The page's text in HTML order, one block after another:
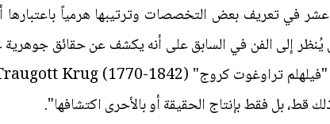
في تعريف بعض التخصصات وترتيبها هرمياً باعتبارها
إلى الفن في السابق على أنه يكشف عن حقائق جوهرية
قط، بل فقط بإنتاج الحقيقة أو بالأحرى اكتشافها".